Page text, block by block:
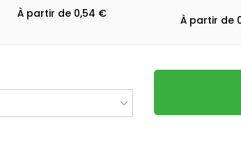
À partir de 0,54 €
À partir de